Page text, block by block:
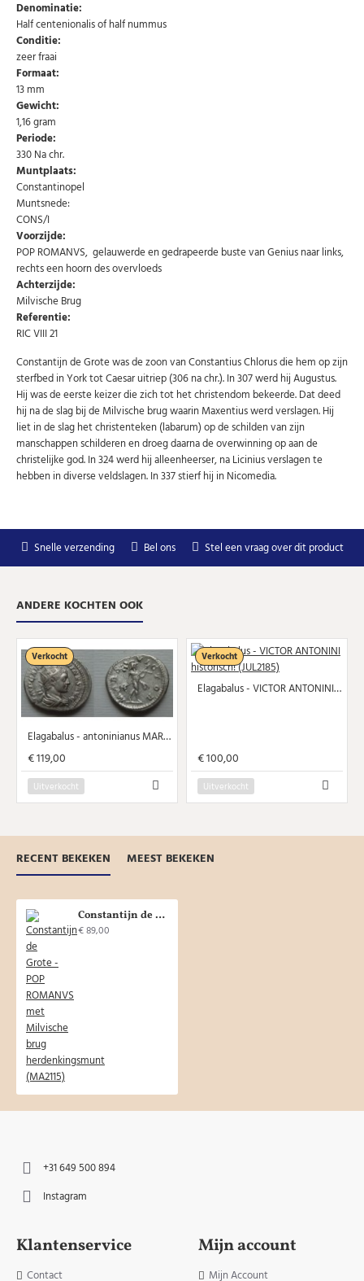
Abonneer u op onze nieuwsbrief
email
U kunt zich op elk moment weer afmelden via de nieuwsbrief.
Uw gegevens worden niet gedeeld met derden
Niet meer opnieuw tonen.
Denominatie:
Half centenionalis of half nummus
Conditie:
zeer fraai
Formaat:
13 mm
Gewicht:
1,16 gram
Periode:
330 Na chr.
Muntplaats:
Constantinopel
Muntsnede:
CONS/I
Voorzijde:
POP ROMANVS, gelauwerde en gedrapeerde buste van Genius naar links,
rechts een hoorn des overvloeds
Achterzijde:
Milvische Brug
Referentie:
RIC VIII 21
Constantijn de Grote was de zoon van Constantius Chlorus die hem op zijn
sterfbed in York tot Caesar uitriep (306 na chr.). In 307 werd hij Augustus.
Hij was de eerste keizer die zich tot het christendom bekeerde. Dat deed
hij na de slag bij de Milvische brug waarin Maxentius werd verslagen. Hij
liet in de slag het christenteken (labarum) op de schilden van zijn
manschappen schilderen en droeg daarna de overwinning op aan de
christelijke god. In 324 werd hij alleenheerser, na Licinius verslagen te
hebben in diverse veldslagen. In 337 stierf hij in Nicomedia.
Snelle verzending Bel ons Stel een vraag over dit product
ANDERE KOCHTEN OOK
Verkocht
Elagabalus - antoninianus MARS VICTOR schaars (AU2153)
€ 119,00
Uitverkocht
Verkocht
Elagabalus - VICTOR ANTONINI historisch! (JUL2185)
€ 100,00
Uitverkocht
RECENT BEKEKEN MEEST BEKEKEN
Constantijn de Grote - POP ROMANVS met Milvische brug herdenkingsmunt (MA2115)
€ 89,00
+31 649 500 894
Instagram
Klantenservice
Contact
Mijn account
Mijn Account